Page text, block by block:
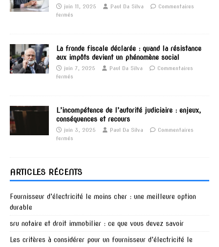
juin 11, 2025 Paul Da Silva
Commentaires
fermés
La fronde fiscale déclarée : quand la résistance
aux impôts devient un phénomène social
juin 7, 2025 Paul Da Silva
Commentaires
fermés
L’incompétence de l’autorité judiciaire : enjeux,
conséquences et recours
juin 3, 2025 Paul Da Silva
Commentaires
fermés
ARTICLES RÉCENTS
Fournisseur d’électricité le moins cher : une meilleure option
durable
sru notaire et droit immobilier : ce que vous devez savoir
Les critères à considérer pour un fournisseur d’électricité le